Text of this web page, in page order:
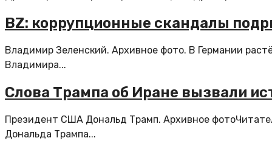
BZ: коррупционные скандалы
Владимир Зеленский. Архивное фото. В Германии
Владимира...
Слова Трампа об Иране вызвали
Президент США Дональд Трамп. Архивное
Дональда Трампа...